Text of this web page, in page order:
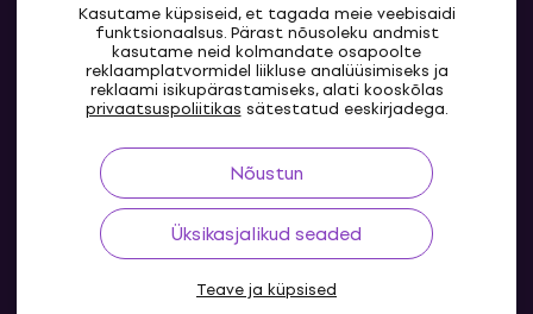
Kasutame küpsiseid, et tagada meie veebisaidi
funktsionaalsus. Pärast nõusoleku andmist
kasutame neid kolmandate osapoolte
reklaamplatvormidel liikluse analüüsimiseks ja
reklaami isikupärastamiseks, alati kooskõlas
privaatsuspoliitikas sätestatud eeskirjadega.
Nõustun
Üksikasjalikud seaded
Teave ja küpsised
EE